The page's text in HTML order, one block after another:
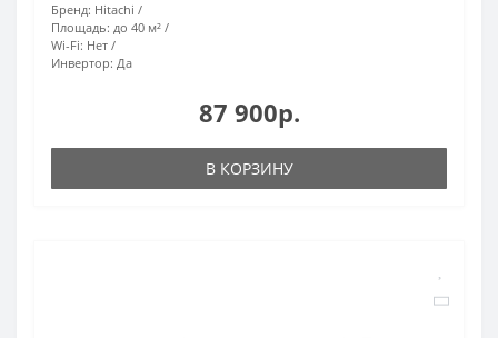
Бренд: Hitachi
Площадь: до 40 м²
Wi-Fi: Нет
Инвертор: Да
87 900р.
В КОРЗИНУ